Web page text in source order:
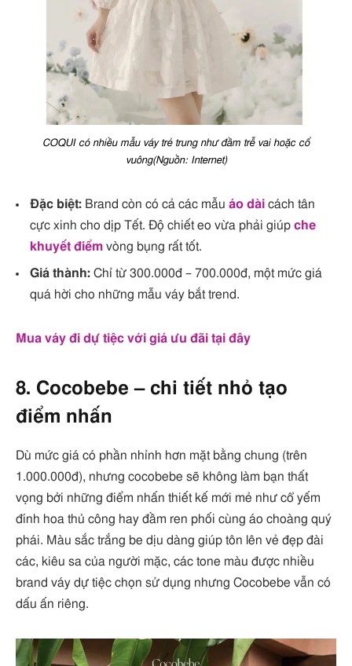
COQUI có nhiều mẫu váy trẻ trung như đầm trễ vai hoặc cổ
vuông(Nguồn: Internet)
Đặc biệt: Brand còn có cả các mẫu áo dài cách tân
cực xinh cho dịp Tết. Độ chiết eo vừa phải giúp che
khuyết điểm vòng bụng rất tốt.
Giá thành: Chỉ từ 300.000đ – 700.000đ, một mức giá
quá hời cho những mẫu váy bắt trend.
Mua váy đi dự tiệc với giá ưu đãi tại đây
8. Cocobebe – chi tiết nhỏ tạo
điểm nhấn
Dù mức giá có phần nhỉnh hơn mặt bằng chung (trên
1.000.000đ), nhưng cocobebe sẽ không làm bạn thất
vọng bởi những điểm nhấn thiết kế mới mẻ như cổ yếm
đính hoa thủ công hay đầm ren phối cùng áo choàng quý
phái. Màu sắc trắng be dịu dàng giúp tôn lên vẻ đẹp đài
các, kiêu sa của người mặc, các tone màu được nhiều
brand váy dự tiệc chọn sử dụng nhưng Cocobebe vẫn có
dấu ấn riêng.